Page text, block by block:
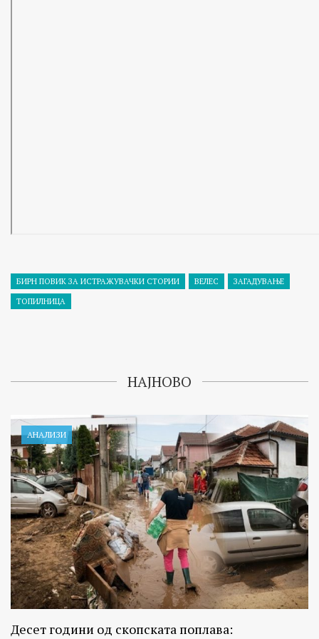
БИРН ПОВИК ЗА ИСТРАЖУВАЧКИ СТОРИИ ВЕЛЕС
ЗАГАДУВАЊЕ
ТОПИЛНИЦА
НАЈНОВО
АНАЛИЗИ
Десет години од скопската поплава: